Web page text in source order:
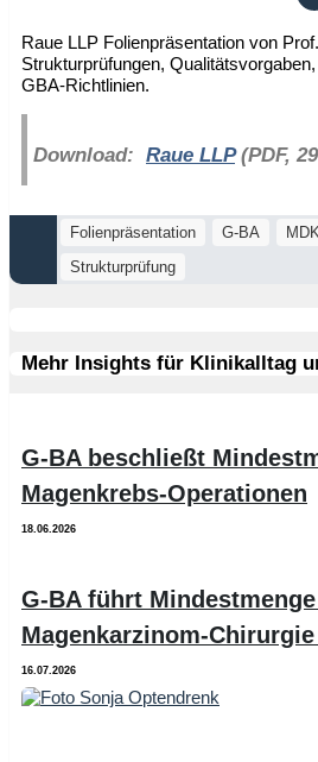
Raue LLP Folienpräsentation von
Strukturprüfungen,
GBA-Richtlinien.
Download: Raue LLP(PDF,
Folienpräsentation G-BA
Strukturprüfung
Mehr Insights für Klinikalltag
G-BA beschließt
Magenkrebs-Operationen
18.06.2026
G-BA führt
Magenkarzinom-
16.07.2026